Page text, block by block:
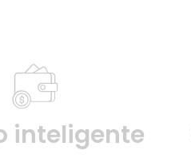
inteligente